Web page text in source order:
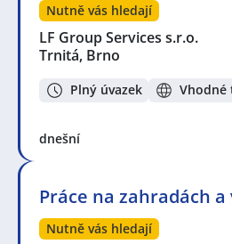
Nutně vás hledají
LF Group Services s.r.o.
Trnitá, Brno
Plný úvazek Vhodné
dnešní
Práce na zahradách
Nutně vás hledají